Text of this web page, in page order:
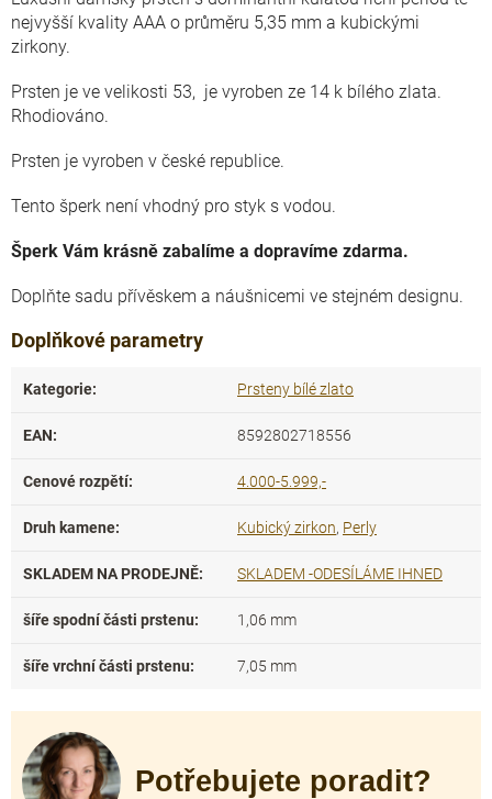
nejvyšší kvality AAA o průměru 5,35 mm a kubickými
zirkony.
Prsten je ve velikosti 53, je vyroben ze 14 k bílého zlata.
Rhodiováno.
Prsten je vyroben v české republice.
Tento šperk není vhodný pro styk s vodou.
Šperk Vám krásně zabalíme a dopravíme zdarma.
Doplňte sadu přívěskem a náušnicemi ve stejném designu.
Doplňkové parametry
Kategorie: Prsteny bílé zlato
EAN: 8592802718556
Cenové rozpětí: 4.000-5.999,-
Druh kamene: Kubický zirkon, Perly
SKLADEM NA PRODEJNĚ: SKLADEM -ODESÍLÁME IHNED
šíře spodní části prstenu: 1,06 mm
šíře vrchní části prstenu: 7,05 mm
Potřebujete poradit?